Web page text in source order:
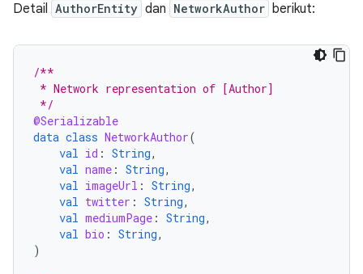
Detail AuthorEntity dan NetworkAuthor berikut:
/**
* Network representation of [Author]
*/
@Serializable
data class NetworkAuthor(
val id : String,
val name : String,
val imageUrl : String,
val twitter : String,
val mediumPage : String,
val bio : String,
)